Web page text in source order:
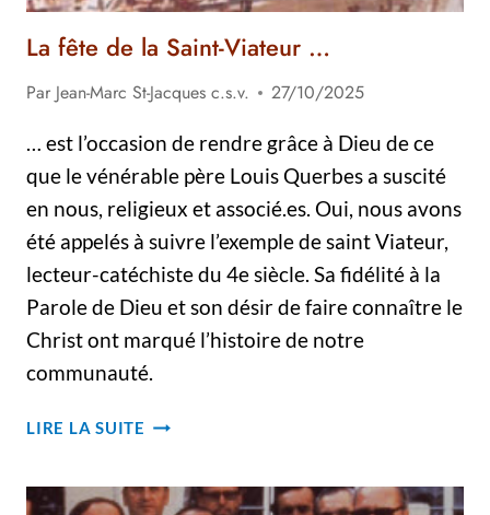
La fête de la Saint-Viateur …
Par Jean-Marc St-Jacques c.s.v.
27/10/2025
… est l’occasion de rendre grâce à Dieu de ce
que le vénérable père Louis Querbes a suscité
en nous, religieux et associé.es. Oui, nous avons
été appelés à suivre l’exemple de saint Viateur,
lecteur-catéchiste du 4e siècle. Sa fidélité à la
Parole de Dieu et son désir de faire connaître le
Christ ont marqué l’histoire de notre
communauté.
LIRE LA SUITE LA
LA